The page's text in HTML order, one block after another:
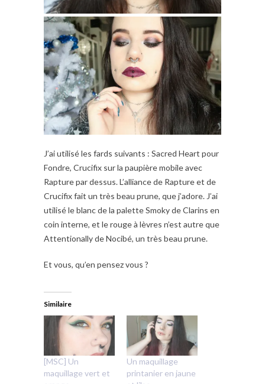
J’ai utilisé les fards suivants : Sacred Heart pour
Fondre, Crucifix sur la paupière mobile avec
Rapture par dessus. L’alliance de Rapture et de
Crucifix fait un très beau prune, que j’adore. J’ai
utilisé le blanc de la palette Smoky de Clarins en
coin interne, et le rouge à lèvres n’est autre que
Attentionally de Nocibé, un très beau prune.
Et vous, qu’en pensez vous ?
Similaire
[MSC] Un
maquillage vert et
Un maquillage
printanier en jaune